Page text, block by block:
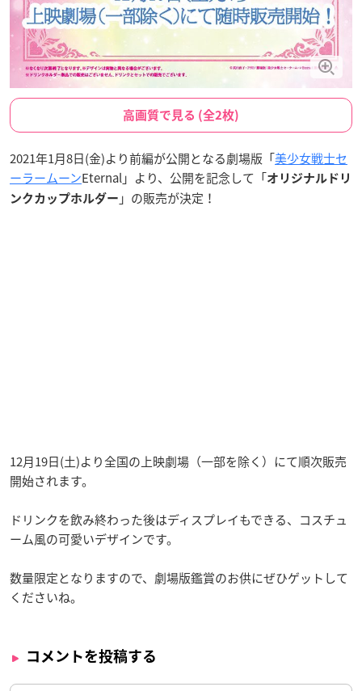
高画質で見る (全2枚)
2021年1月8日(金)より前編が公開となる劇場版「美少女戦士セ
ーラームーンEternal」より、公開を記念して「オリジナルドリ
ンクカップホルダー 」の販売が決定！
12月19日(土)より全国の上映劇場（一部を除く）にて順次販売
開始されます。
ドリンクを飲み終わった後はディスプレイもできる、コスチュ
ーム風の可愛いデザインです。
数量限定となりますので、劇場版鑑賞のお供にぜひゲットして
くださいね。
コメントを投稿する